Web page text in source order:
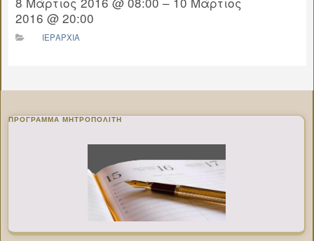
2016 @ 20:00
ΙΕΡΑΡΧΙΑ
ΠΡΌΓΡΑΜΜΑ ΜΗΤΡΟΠΟΛΊΤΗ